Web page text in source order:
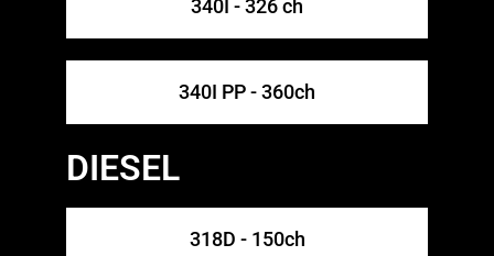
340I - 326 ch
340I PP - 360ch​
DIESEL
318D - 150ch